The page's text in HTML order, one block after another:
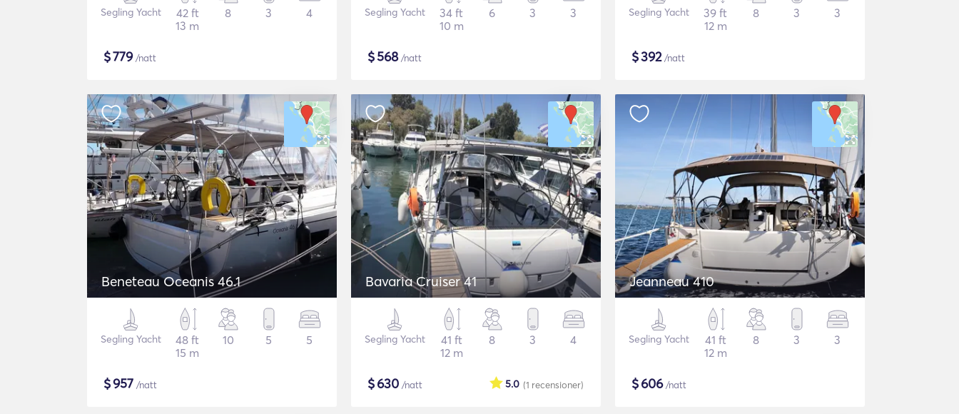
Segling Yacht
42 ft
13 m
8 3 4
$779/natt
Segling Yacht
34 ft
10 m
6 3 3
$568/natt
Segling Yacht
39 ft
12 m
8 3 3
$392/natt
Beneteau Oceanis 46.1
Segling Yacht
48 ft
15 m
10 5 5
$957 /natt
Bavaria Cruiser 41
Segling Yacht
41 ft
12 m
8 3 4
$630 /natt (1 recensioner)
5.0
Jeanneau 410
Segling Yacht
41 ft
12 m
8 3 3
$606/natt